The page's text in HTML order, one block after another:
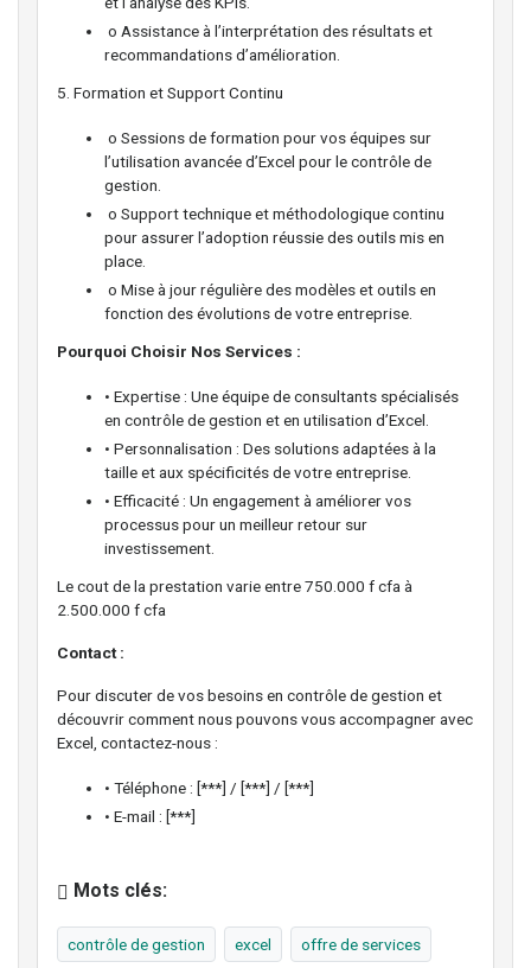
o Assistance à l’interprétation des résultats et
recommandations d’amélioration.
5. Formation et Support Continu
o Sessions de formation pour vos équipes sur
l’utilisation avancée d’Excel pour le contrôle de
gestion.
o Support technique et méthodologique continu
pour assurer l’adoption réussie des outils mis en
place.
o Mise à jour régulière des modèles et outils en
fonction des évolutions de votre entreprise.
Pourquoi Choisir Nos Services :
• Expertise : Une équipe de consultants spécialisés
en contrôle de gestion et en utilisation d’Excel.
• Personnalisation : Des solutions adaptées à la
taille et aux spécificités de votre entreprise.
• Efficacité : Un engagement à améliorer vos
processus pour un meilleur retour sur
investissement.
Le cout de la prestation varie entre 750.000 f cfa à
2.500.000 f cfa
Contact :
Pour discuter de vos besoins en contrôle de gestion et
découvrir comment nous pouvons vous accompagner avec
Excel, contactez-nous :
• Téléphone : [***] / [***] / [***]
• E-mail : [***]
Mots clés:
contrôle de gestion excel offre de services